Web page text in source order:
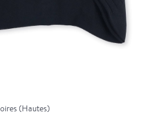
(Hautes)